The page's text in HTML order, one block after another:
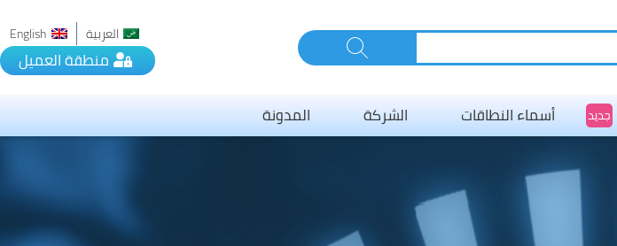
العربية English
منطقة العميل
جديد أسماء النطاقات الشركة
وظائف
المدونة